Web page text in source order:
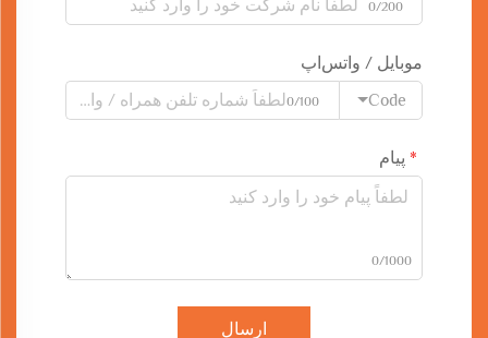
0/200
موبایل / واتس‌اپ
Code
0/100
پیام
0/1000
ارسال